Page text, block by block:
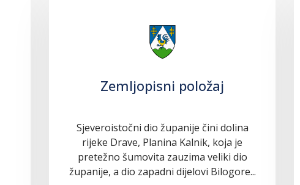
Zemljopisni položaj
Sjeveroistočni dio županije čini dolina
rijeke Drave, Planina Kalnik, koja je
pretežno šumovita zauzima veliki dio
županije, a dio zapadni dijelovi Bilogore...